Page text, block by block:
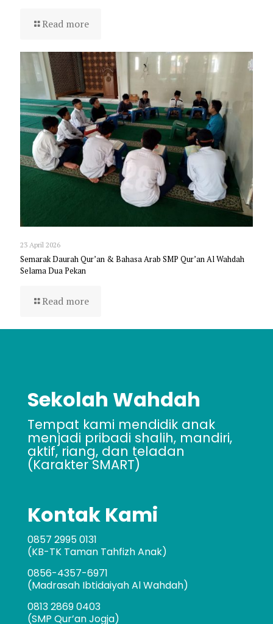
Read more
23 April 2026
Semarak Daurah Qur’an & Bahasa Arab SMP Qur’an Al Wahdah
Selama Dua Pekan
Read more
Sekolah Wahdah
Tempat kami mendidik anak
menjadi pribadi shalih, mandiri,
aktif, riang, dan teladan
(Karakter SMART)
Kontak Kami
0857 2995 0131
(KB-TK Taman Tahfizh Anak)
0856-4357-6971
(Madrasah Ibtidaiyah Al Wahdah)
0813 2869 0403
(SMP Qur’an Jogja)